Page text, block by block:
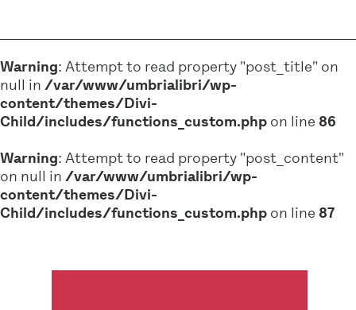
Warning: Attempt to read property "post_title" on
null in /var/www/umbrialibri/wp-
content/themes/Divi-
Child/includes/functions_custom.php on line 86
Warning: Attempt to read property "post_content"
on null in /var/www/umbrialibri/wp-
content/themes/Divi-
Child/includes/functions_custom.php on line 87